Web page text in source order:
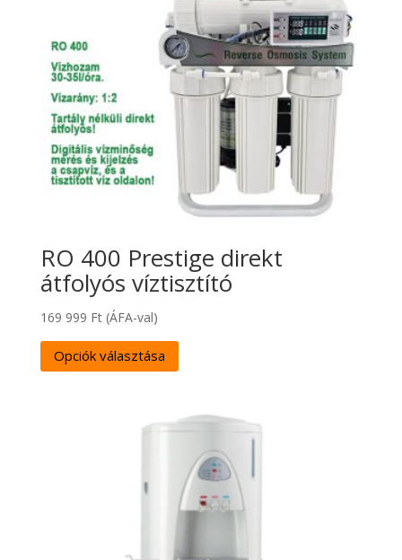
RO 400 Prestige direkt
átfolyós víztisztító
169 999 Ft (ÁFA-val)
Opciók választása